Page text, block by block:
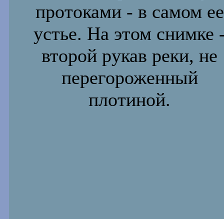
протоками - в самом ее
устье. На этом снимке
второй рукав реки, не
перегороженный
плотиной.